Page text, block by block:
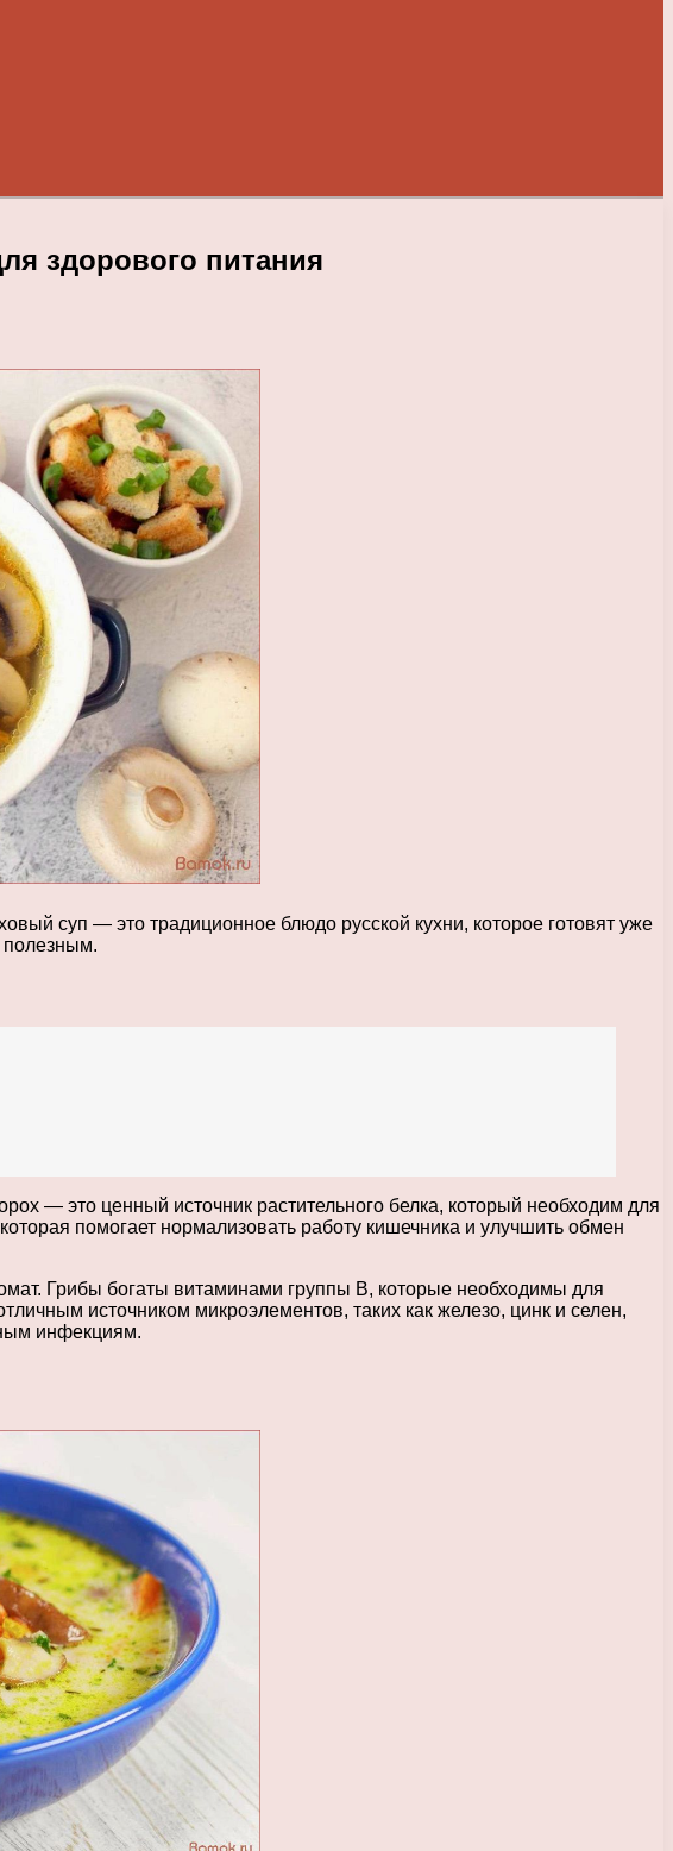
здорового питания
суп — это традиционное блюдо русской кухни, которое готовят уже
полезным.
— это ценный источник растительного белка, который необходим для
помогает нормализовать работу кишечника и улучшить обмен
Грибы богаты витаминами группы В, которые необходимы для
источником микроэлементов, таких как железо, цинк и селен,
инфекциям.